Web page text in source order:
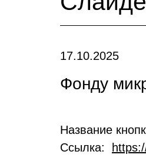
17.10.2025
Фонду
Название
Ссылка: